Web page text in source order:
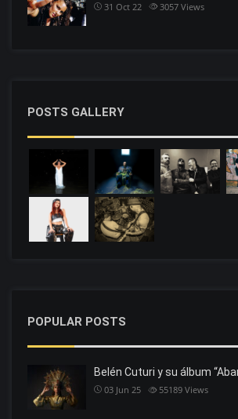
31 Oct 22 3057 Views
POSTS GALLERY
POPULAR POSTS
Belén Cuturi y su álbum
03 Jun 25 55189 Views